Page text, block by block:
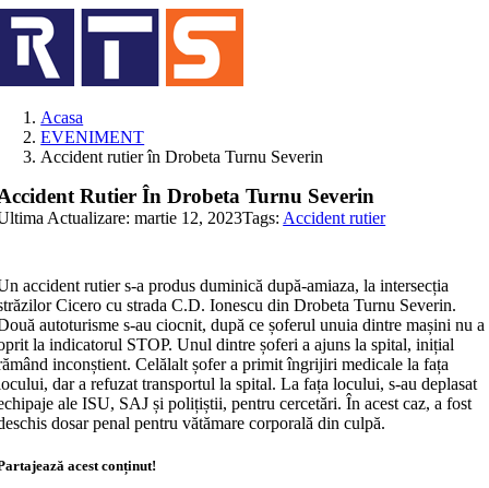
Skip
to
content
Acasa
EVENIMENT
Accident rutier în Drobeta Turnu Severin
Rutier În Drobeta Turnu Severin
Actualizare: martie 12, 2023Tags: Accident rutier
accident rutier s-a produs duminică după-amiaza, la intersecția
Cicero cu strada C.D. Ionescu din Drobeta Turnu Severin.
autoturisme s-au ciocnit, după ce șoferul unuia dintre mașini nu a
la indicatorul STOP. Unul dintre șoferi a ajuns la spital, inițial
inconștient. Celălalt șofer a primit îngrijiri medicale la fața
dar a refuzat transportul la spital. La fața locului, s-au deplasat
ale ISU, SAJ și polițiștii, pentru cercetări. În acest caz, a fost
dosar penal pentru vătămare corporală din culpă.
acest conținut!